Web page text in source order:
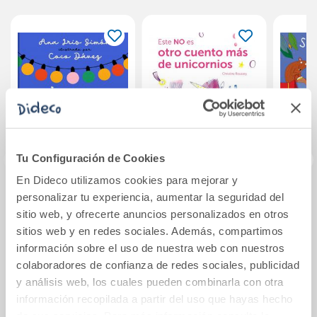
Tu Configuración de Cookies
En Dideco utilizamos cookies para mejorar y
personalizar tu experiencia, aumentar la seguridad del
sitio web, y ofrecerte anuncios personalizados en otros
sitios web y en redes sociales. Además, compartimos
información sobre el uso de nuestra web con nuestros
colaboradores de confianza de redes sociales, publicidad
y análisis web, los cuales pueden combinarla con otra
información recopilada a partir del uso que hayas hecho
¿Y si fuera feria
cada día?
17,90€
Comprar
Este NO es otro
cuento más de
unicornios
16,95€
Comprar